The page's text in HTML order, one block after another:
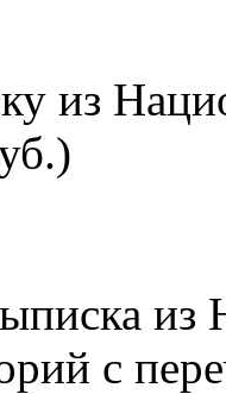
из
из
с